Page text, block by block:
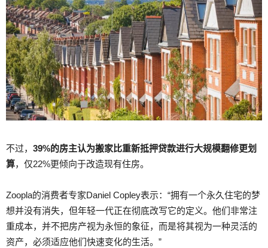
不过， 39%的房主认为搬家比重新抵押贷款进行大规模翻修更划
算，仅22%更倾向于改造现有住房。
Zoopla的消费者专家Daniel Copley表示：“拥有一个永久住宅的梦
想并没有消失，但年轻一代正在彻底改写它的定义。 他们非常注
重成本，并不把房产视为永恒的象征，而是将其视为一种灵活的
资产，必须适应他们快速变化的生活。”